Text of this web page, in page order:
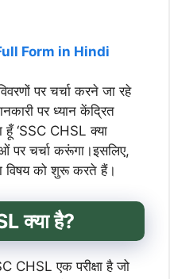
Form in Hindi
पर चर्चा करने जा रहे
पर ध्यान केंद्रित
‘SSC CHSL क्या
पर चर्चा करूंगा।इसलिए,
विषय को शुरू करते हैं।
क्या है?
CHSL एक परीक्षा है जो